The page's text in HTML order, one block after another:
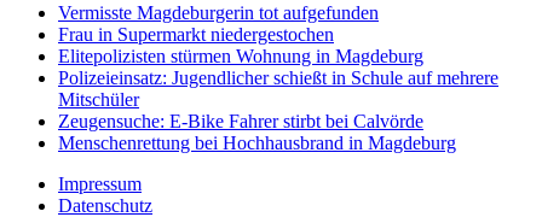
Vermisste Magdeburgerin tot aufgefunden
Frau in Supermarkt niedergestochen
Elitepolizisten stürmen Wohnung in Magdeburg
Polizeieinsatz: Jugendlicher schießt in Schule auf mehrere
Mitschüler
Zeugensuche: E-Bike Fahrer stirbt bei Calvörde
Menschenrettung bei Hochhausbrand in Magdeburg
Impressum
Datenschutz